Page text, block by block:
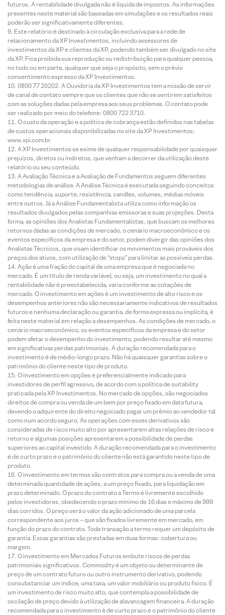
futuros. A rentabilidade divulgada não é líquida de impostos. As informações
presentes neste material são baseadas em simulações e os resultados reais
poderão ser significativamente diferentes.
Este relatório é destinado à circulação exclusiva para a rede de
relacionamento da XP Investimentos, incluindo assessores de
investimentos da XP e clientes da XP, podendo também ser divulgado no site
da XP. Fica proibida sua reprodução ou redistribuição para qualquer pessoa,
no todo ou em parte, qualquer que seja o propósito, sem o prévio
consentimento expresso da XP Investimentos.
0800 77 20202. A Ouvidoria da XP Investimentos tem a missão de servir
de canal de contato sempre que os clientes que não se sentirem satisfeitos
com as soluções dadas pela empresa aos seus problemas. O contato pode
ser realizado por meio do telefone: 0800 722 3710.
O custo da operação e a política de cobrança estão definidos nas tabelas
de custos operacionais disponibilizadas no site da XP Investimentos:
www.xpi.com.br.
A XP Investimentos se exime de qualquer responsabilidade por quaisquer
prejuízos, diretos ou indiretos, que venham a decorrer da utilização deste
relatório ou seu conteúdo.
A Avaliação Técnica e a Avaliação de Fundamentos seguem diferentes
metodologias de análise. A Análise Técnica é executada seguindo conceitos
como tendência, suporte, resistência, candles, volumes, médias móveis
entre outros. Já a Análise Fundamentalista utiliza como informação os
resultados divulgados pelas companhias emissoras e suas projeções. Desta
forma, as opiniões dos Analistas Fundamentalistas, que buscam os melhores
retornos dadas as condições de mercado, o cenário macroeconômico e os
eventos específicos da empresa e do setor, podem divergir das opiniões dos
Analistas Técnicos, que visam identificar os movimentos mais prováveis dos
preços dos ativos, com utilização de “stops” para limitar as possíveis perdas.
Ação é uma fração do capital de uma empresa que é negociada no
mercado. É um título de renda variável, ou seja, um investimento no qual a
rentabilidade não é preestabelecida, varia conforme as cotações de
mercado. O investimento em ações é um investimento de alto risco e os
desempenhos anteriores não são necessariamente indicativos de resultados
futuros e nenhuma declaração ou garantia, de forma expressa ou implícita, é
feita neste material em relação a desempenhos. As condições de mercado, o
cenário macroeconômico, os eventos específicos da empresa e do setor
podem afetar o desempenho do investimento, podendo resultar até mesmo
em significativas perdas patrimoniais. A duração recomendada para o
investimento é de médio-longo prazo. Não há quaisquer garantias sobre o
patrimônio do cliente neste tipo de produto.
O investimento em opções é preferencialmente indicado para
investidores de perfil agressivo, de acordo com a política de suitability
praticada pela XP Investimentos. No mercado de opções, são negociados
direitos de compra ou venda de um bem por preço fixado em data futura,
devendo o adquirente do direito negociado pagar um prêmio ao vendedor tal
como num acordo seguro. As operações com esses derivativos são
consideradas de risco muito alto por apresentarem altas relações de risco e
retorno e algumas posições apresentarem a possibilidade de perdas
superiores ao capital investido. A duração recomendada para o investimento
é de curto prazo e o patrimônio do cliente não está garantido neste tipo de
produto.
O investimento em termos são contratos para compra ou a venda de uma
determinada quantidade de ações, a um preço fixado, para liquidação em
prazo determinado. O prazo do contrato a Termo é livremente escolhido
pelos investidores, obedecendo o prazo mínimo de 16 dias e máximo de 999
dias corridos. O preço será o valor da ação adicionado de uma parcela
correspondente aos juros – que são fixados livremente em mercado, em
função do prazo do contrato. Toda transação a termo requer um depósito de
garantia. Essas garantias são prestadas em duas formas: cobertura ou
margem.
O investimento em Mercados Futuros embute riscos de perdas
patrimoniais significativos. Commodity é um objeto ou determinante de
preço de um contrato futuro ou outro instrumento derivativo, podendo
consubstanciar um índice, uma taxa, um valor mobiliário ou produto físico. É
um investimento de risco muito alto, que contempla a possibilidade de
oscilação de preço devido à utilização de alavancagem financeira. A duração
recomendada para o investimento é de curto prazo e o patrimônio do cliente